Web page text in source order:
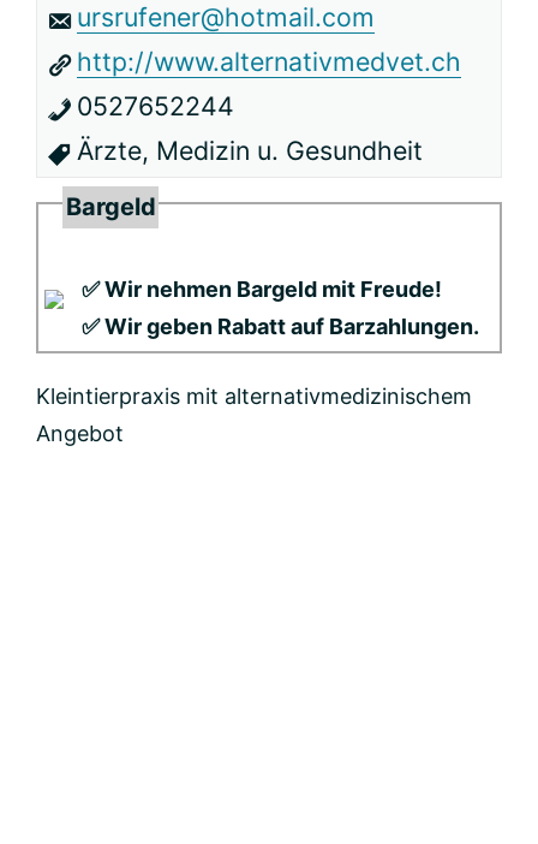
ursrufener@hotmail.com
http://www.alternativmedvet.ch
0527652244
Ärzte, Medizin u. Gesundheit
Bargeld
✅ Wir nehmen Bargeld mit Freude!
✅ Wir geben Rabatt auf Barzahlungen.
Kleintierpraxis mit alternativmedizinischem
Angebot